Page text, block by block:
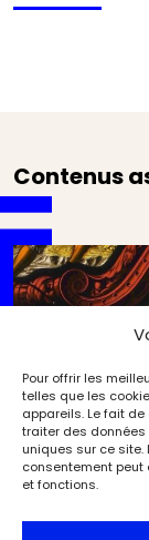
Pour offrir les
telles que les
appareils. Le fait
traiter des données
uniques sur ce site.
consentement
et fonctions.
Contenus